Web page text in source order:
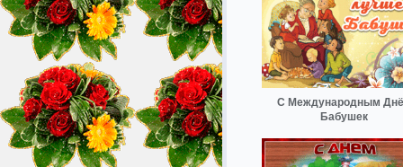
С Международным
Бабушек